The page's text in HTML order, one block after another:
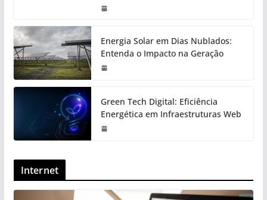
Energia Solar em Dias Nublados:
Entenda o Impacto na Geração
Green Tech Digital: Eficiência
Energética em Infraestruturas Web
Internet